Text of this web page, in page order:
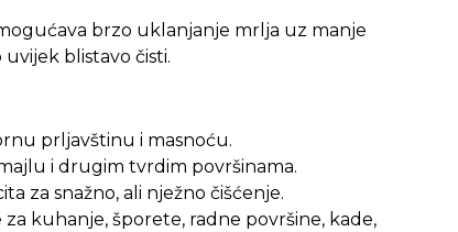
brzo uklanjanje mrlja uz manje
blistavo čisti.
prljavštinu i masnoću.
i drugim tvrdim površinama.
za snažno, ali nježno čišćenje.
kuhanje, šporete, radne površine, kade,